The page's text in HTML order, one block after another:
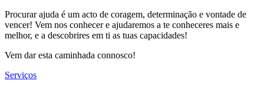
Procurar ajuda é um acto de coragem, determinação e vontade de
vencer! Vem nos conhecer e ajudaremos a te conheceres mais e
melhor, e a descobrires em ti as tuas capacidades!
Vem dar esta caminhada connosco!
Serviços